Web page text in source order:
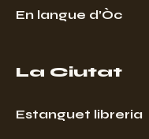
En langue d’Òc
La Ciutat
Estanguet libreria